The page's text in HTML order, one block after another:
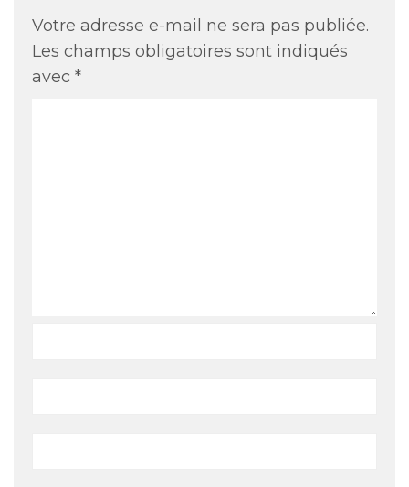
Votre adresse e-mail ne sera pas publiée.
Les champs obligatoires sont indiqués
avec *